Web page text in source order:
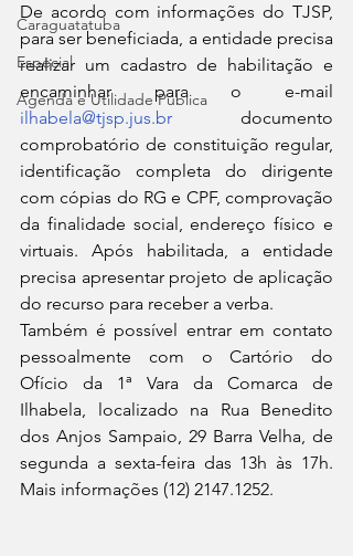
Caraguatatuba
Especial
Agenda e Utilidade Pública
De acordo com informações do TJSP,
para ser beneficiada, a entidade precisa
realizar um cadastro de habilitação e
ilhabela@tjsp.jus.br documento
comprobatório de constituição regular,
identificação completa do dirigente
com cópias do RG e CPF, comprovação
da finalidade social, endereço físico e
virtuais. Após habilitada, a entidade
precisa apresentar projeto de aplicação
do recurso para receber a verba.
Também é possível entrar em contato
pessoalmente com o Cartório do
Ofício da 1ª Vara da Comarca de
Ilhabela, localizado na Rua Benedito
dos Anjos Sampaio, 29 Barra Velha, de
segunda a sexta-feira das 13h às 17h.
Mais informações (12) 2147.1252.